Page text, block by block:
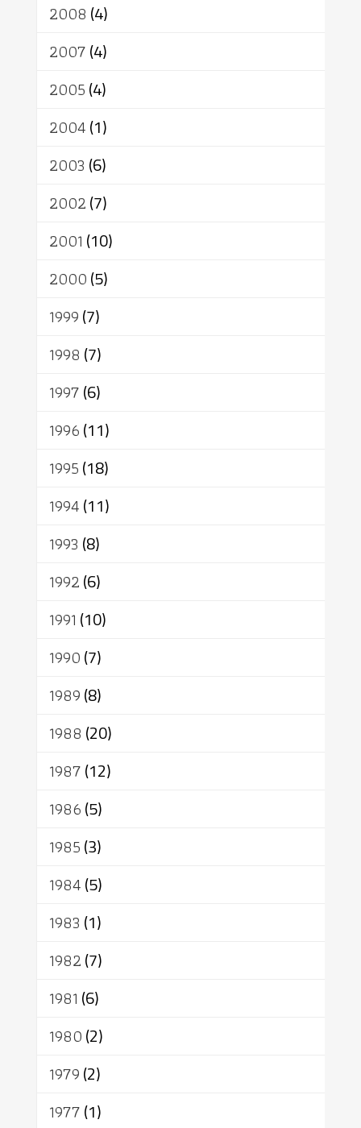
2008 (4)
2007(4)
2005(4)
2004(1)
2003 (6)
2002(7)
2001 (10)
2000(5)
1999(7)
1998 (7)
1997(6)
1996(11)
1995(18)
1994(11)
1993 (8)
1992(6)
1991 (10)
1990(7)
1989(8)
1988 (20)
1987(12)
1986(5)
1985(3)
1984(5)
1983 (1)
1982(7)
1981 (6)
1980(2)
1979(2)
1977(1)